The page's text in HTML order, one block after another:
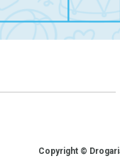
Copyright ©